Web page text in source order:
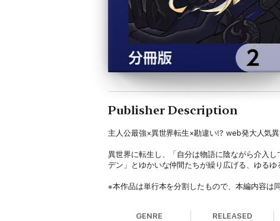
Publisher Description
主人公最強×異世界転生×勘違い!? web発大人気
異世界に転生し、「自分は物語に陰ながら介入
デン」とゆかいな仲間たちが繰り広げる、ゆる
※本作品は単行本を分割したもので、本編内容は
GENRE RELEASED